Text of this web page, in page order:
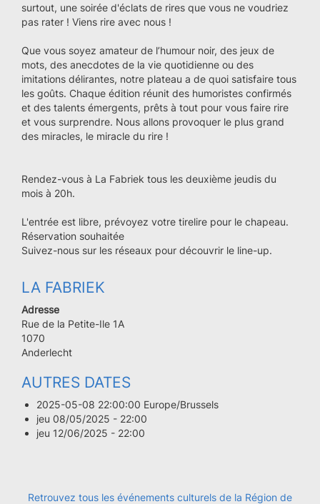
surtout, une soirée d'éclats de rires que vous ne voudriez
pas rater ! Viens rire avec nous !
Que vous soyez amateur de l’humour noir, des jeux de
mots, des anecdotes de la vie quotidienne ou des
imitations délirantes, notre plateau a de quoi satisfaire tous
les goûts. Chaque édition réunit des humoristes confirmés
et des talents émergents, prêts à tout pour vous faire rire
et vous surprendre. Nous allons provoquer le plus grand
des miracles, le miracle du rire !
Rendez-vous à La Fabriek tous les deuxième jeudis du
mois à 20h.
L'entrée est libre, prévoyez votre tirelire pour le chapeau.
Réservation souhaitée
Suivez-nous sur les réseaux pour découvrir le line-up.
LA FABRIEK
Adresse
Rue de la Petite-Ile 1A
Code
postal
1070
Ville
Anderlecht
AUTRES DATES
2025-05-08 22:00:00 Europe/Brussels
jeu 08/05/2025 - 22:00
jeu 12/06/2025 - 22:00
Retrouvez tous les événements culturels de la Région de